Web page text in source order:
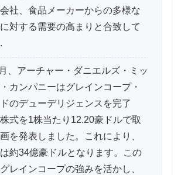
社、食品メーカーからの多様な
対する需要の高まりと合致して
、アーチャー・ダニエルズ・ミッ
カンパニーはグレインコープ・
のデューデリジェンスを完了
式を1株当たり12.20豪ドルで取
を発表しました。これにより、
約34億豪ドルとなります。この
レインコープの強みを活かし、